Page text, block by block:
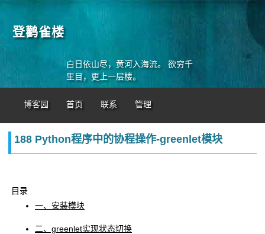
登鹳雀楼
白日依山尽，黄河入海流。 欲穷千
里目，更上一层楼。
博客园 首页 联系 管理
188 Python程序中的协程操作-greenlet模块
目录
一、安装模块
二、greenlet实现状态切换